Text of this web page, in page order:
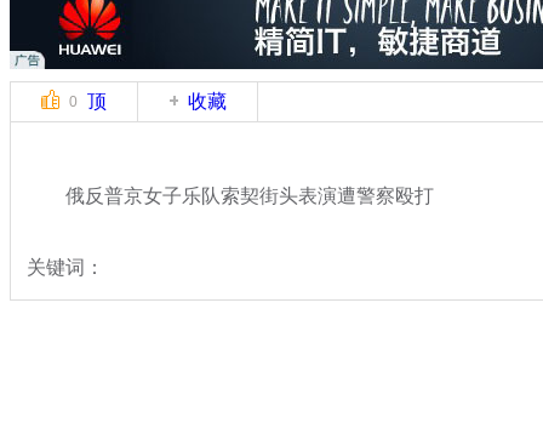
0 顶 收藏
俄反普京女子乐队索契街头表演遭警察殴打
关键词：